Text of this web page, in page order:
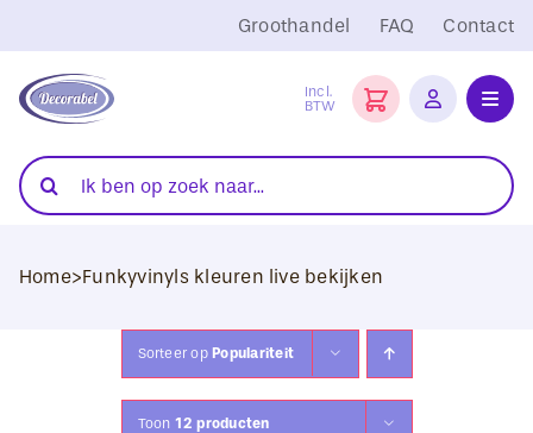
naar
inhoud
Groothandel FAQ Contact
Incl.
BTW
Folies
Transferpersen
Blanco Textiel
Zoeken
naar:
Home>Funkyvinyls kleuren live bekijken
Sorteer op Populariteit
Toon 12 producten